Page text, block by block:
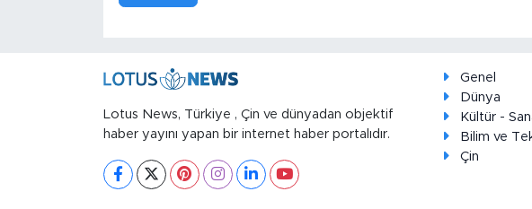
Lotus News, Türkiye , Çin ve dünyadan objektif
haber yayını yapan bir internet haber portalıdır.
Genel
Dünya
Kültür -
Bilim ve
Çin